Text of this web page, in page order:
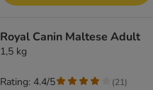
Royal Canin Maltese Adult
1,5 kg
Rating: 4.4/5 (21)